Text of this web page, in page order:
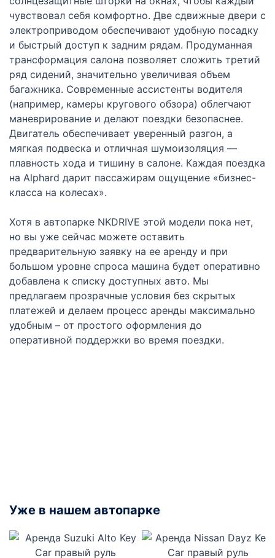
чувствовал себя комфортно. Две сдвижные двери с
электроприводом обеспечивают удобную посадку
и быстрый доступ к задним рядам. Продуманная
трансформация салона позволяет сложить третий
ряд сидений, значительно увеличивая объем
багажника. Современные ассистенты водителя
(например, камеры кругового обзора) облегчают
маневрирование и делают поездки безопаснее.
Двигатель обеспечивает уверенный разгон, а
мягкая подвеска и отличная шумоизоляция —
плавность хода и тишину в салоне. Каждая поездка
на Alphard дарит пассажирам ощущение «бизнес-
класса на колесах».
Хотя в автопарке NKDRIVE этой модели пока нет,
но вы уже сейчас можете оставить
предварительную заявку на ее аренду и при
большом уровне спроса машина будет оперативно
добавлена к списку доступных авто. Мы
предлагаем прозрачные условия без скрытых
платежей и делаем процесс аренды максимально
удобным – от простого оформления до
оперативной поддержки во время поездки.
Уже в нашем автопарке